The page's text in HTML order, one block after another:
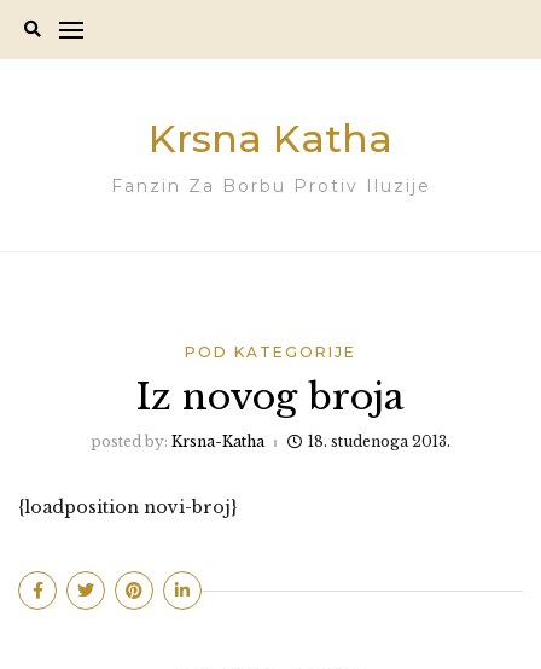
Krsna Katha
Fanzin Za Borbu Protiv Iluzije
POD KATEGORIJE
Iz novog broja
posted by: Krsna-Katha 18. studenoga 2013.
{loadposition novi-broj}